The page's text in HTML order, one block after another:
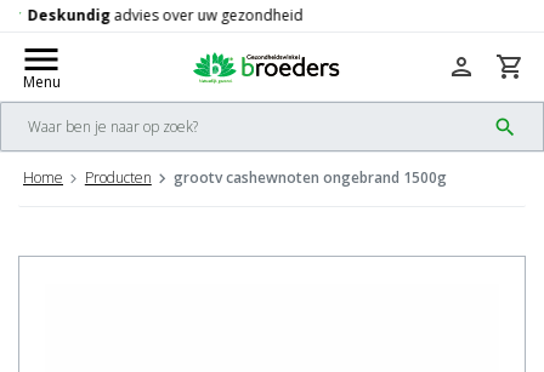
check Gratisverzending vanaf 50,-
menu
Menu
search
person shopping_cart
Home Producten grootv cashewnoten ongebrand 1500g